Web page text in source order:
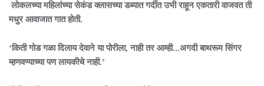
लोकलच्या महिलांच्या सेकंड क्लासच्या डब्यात गर्दीत उभी राहून एकतारी वाजवत ती
मधुर आवाजात गात होती.
‘किती गोड गळा दिलाय देवाने या पोरीला, नाही तर आम्ही...अगदी बाथरूम सिंगर
म्हणवण्याच्या पण लायकीचे नाही.’